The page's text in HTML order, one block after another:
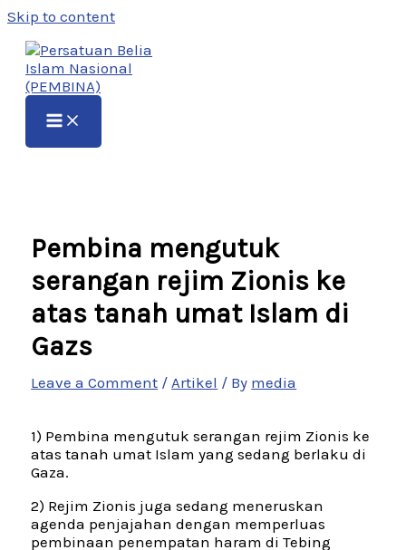
Skip to content
Pembina mengutuk
serangan rejim Zionis ke
atas tanah umat Islam di
Gazs
Leave a Comment / Artikel / By media
1) Pembina mengutuk serangan rejim Zionis ke
atas tanah umat Islam yang sedang berlaku di
Gaza.
2) Rejim Zionis juga sedang meneruskan
agenda penjajahan dengan memperluas
pembinaan penempatan haram di Tebing